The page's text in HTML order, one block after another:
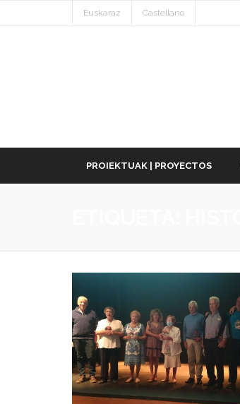
Euskaraz Castellano
PROIEKTUAK | PROYECTOS